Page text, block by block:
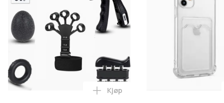
Legg Sett med hånd- og
Kjøp